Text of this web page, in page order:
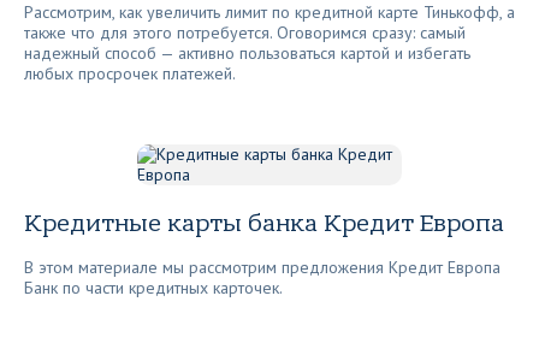
Рассмотрим, как увеличить лимит по кредитной карте Тинькофф, а
также что для этого потребуется. Оговоримся сразу: самый
надежный способ — активно пользоваться картой и избегать
любых просрочек платежей.
Кредитные карты банка Кредит Европа
В этом материале мы рассмотрим предложения Кредит Европа
Банк по части кредитных карточек.